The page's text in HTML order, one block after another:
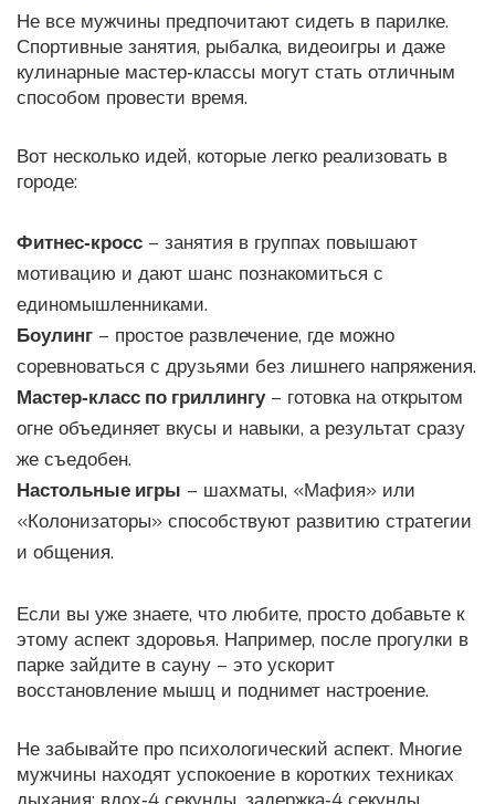
Не все мужчины предпочитают сидеть в парилке.
Спортивные занятия, рыбалка, видеоигры и даже
кулинарные мастер‑классы могут стать отличным
способом провести время.
Вот несколько идей, которые легко реализовать в
городе:
Фитнес‑кросс – занятия в группах повышают
мотивацию и дают шанс познакомиться с
единомышленниками.
Боулинг – простое развлечение, где можно
соревноваться с друзьями без лишнего напряжения.
Мастер‑класс по гриллингу– готовка на открытом
огне объединяет вкусы и навыки, а результат сразу
же съедобен.
Настольные игры – шахматы, «Мафия» или
«Колонизаторы» способствуют развитию стратегии
и общения.
Если вы уже знаете, что любите, просто добавьте к
этому аспект здоровья. Например, после прогулки в
парке зайдите в сауну – это ускорит
восстановление мышц и поднимет настроение.
Не забывайте про психологический аспект. Многие
мужчины находят успокоение в коротких техниках